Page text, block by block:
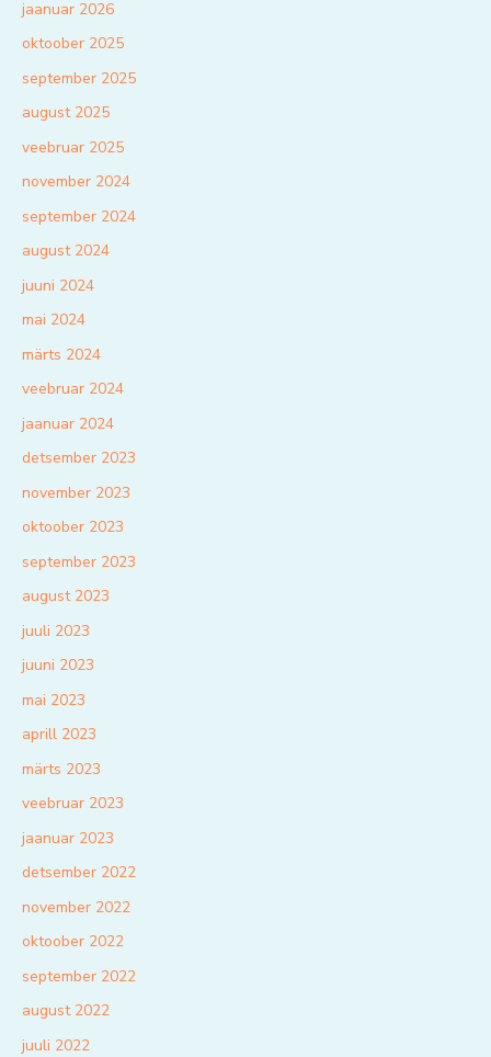
jaanuar 2026
oktoober 2025
september 2025
august 2025
veebruar 2025
november 2024
september 2024
august 2024
juuni 2024
mai 2024
märts 2024
veebruar 2024
jaanuar 2024
detsember 2023
november 2023
oktoober 2023
september 2023
august 2023
juuli 2023
juuni 2023
mai 2023
aprill 2023
märts 2023
veebruar 2023
jaanuar 2023
detsember 2022
november 2022
oktoober 2022
september 2022
august 2022
juuli 2022